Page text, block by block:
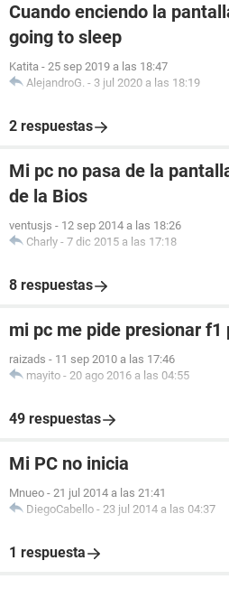
Cuando enciendo la
going to sleep
Katita - 25 sep 2019 a las 18:47
AlejandroG. - 3 jul 2020 a las 18:19
2 respuestas
Mi pc no pasa de la
de la Bios
ventusjs - 12 sep 2014 a las 18:26
Charly - 7 dic 2015 a las 17:18
8 respuestas
mi pc me pide presionar f1
raizads - 11 sep 2010 a las 17:46
mayito - 20 ago 2016 a las 04:55
49 respuestas
Mi PC no inicia
Mnueo - 21 jul 2014 a las 21:41
DiegoCabello - 23 jul 2014 a las 04:37
1 respuesta